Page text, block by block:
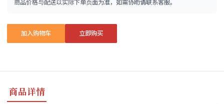
加入购物车 立即购买
商品详情